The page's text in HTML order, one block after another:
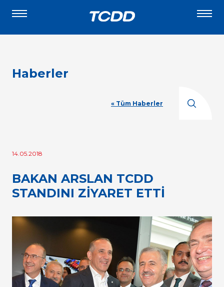
Haberler
« Tüm Haberler
14.05.2018
BAKAN ARSLAN TCDD
STANDINI ZİYARET ETTİ